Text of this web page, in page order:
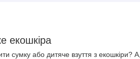
екошкіра
сумку або дитяче взуття з екошкіри?